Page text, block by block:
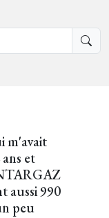
m'avait
et
aussi 990
peu